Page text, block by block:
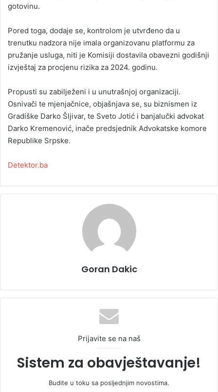
gotovinu.
Pored toga, dodaje se, kontrolom je utvrđeno da u
trenutku nadzora nije imala organizovanu platformu za
pružanje usluga, niti je Komisiji dostavila obavezni godišnji
izvještaj za procjenu rizika za 2024. godinu.
Propusti su zabilježeni i u unutrašnjoj organizaciji.
Osnivači te mjenjačnice, objašnjava se, su biznismen iz
Gradiške Darko Šljivar, te Sveto Jotić i banjalučki advokat
Darko Kremenović, inače predsjednik Advokatske komore
Republike Srpske.
Detektor.ba
Goran Dakic
Prijavite se na naš
Sistem za obavještavanje!
Budite u toku sa posljednjim novostima.